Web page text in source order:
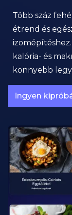
Több száz
étrend és
kalória- és
könnyebb
Ingyen